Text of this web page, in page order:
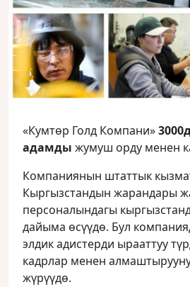
«Кумтөр Голд Компани»
адамды жумуш орду менен
Компаниянын штаттык
Кыргызстандын жарандары
персоналындагы
дайыма өсүүдө. Бул
элдик адистерди ырааттуу
кадрлар менен
жүрүүдө.